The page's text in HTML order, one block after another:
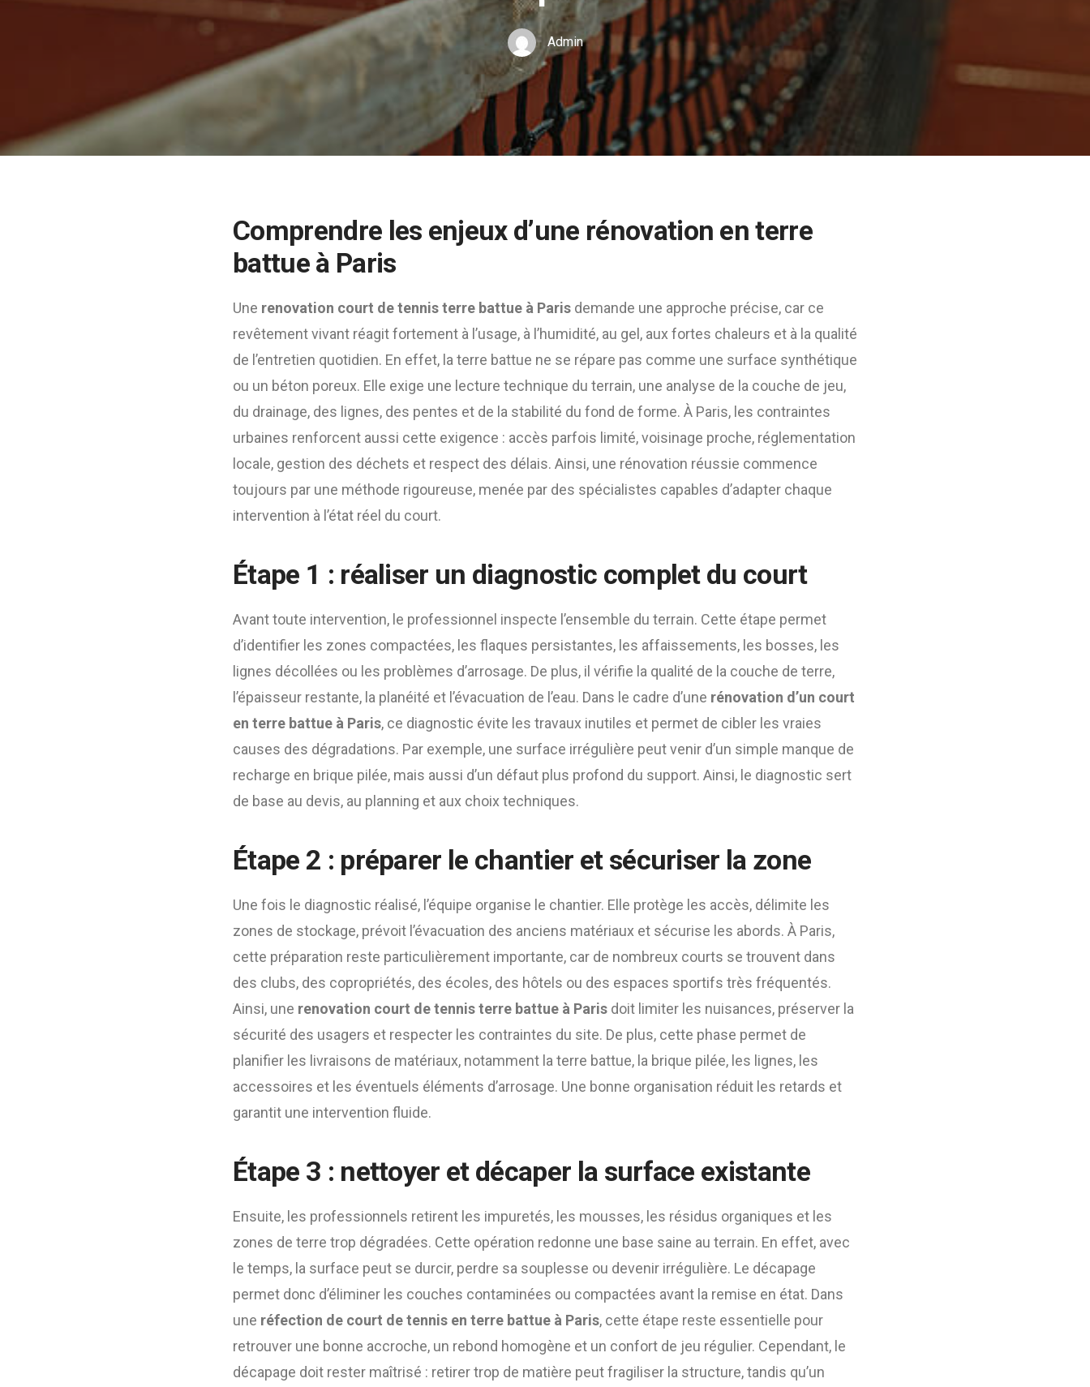
Admin
Comprendre les enjeux d’une rénovation en terre
battue à Paris
Une renovation court de tennis terre battue à Paris demande une approche précise, car ce
revêtement vivant réagit fortement à l’usage, à l’humidité, au gel, aux fortes chaleurs et à la qualité
de l’entretien quotidien. En effet, la terre battue ne se répare pas comme une surface synthétique
ou un béton poreux. Elle exige une lecture technique du terrain, une analyse de la couche de jeu,
du drainage, des lignes, des pentes et de la stabilité du fond de forme. À Paris, les contraintes
urbaines renforcent aussi cette exigence : accès parfois limité, voisinage proche, réglementation
locale, gestion des déchets et respect des délais. Ainsi, une rénovation réussie commence
toujours par une méthode rigoureuse, menée par des spécialistes capables d’adapter chaque
intervention à l’état réel du court.
Étape 1 : réaliser un diagnostic complet du court
Avant toute intervention, le professionnel inspecte l’ensemble du terrain. Cette étape permet
d’identifier les zones compactées, les flaques persistantes, les affaissements, les bosses, les
lignes décollées ou les problèmes d’arrosage. De plus, il vérifie la qualité de la couche de terre,
l’épaisseur restante, la planéité et l’évacuation de l’eau. Dans le cadre d’une rénovation d’un court
en terre battue à Paris, ce diagnostic évite les travaux inutiles et permet de cibler les vraies
causes des dégradations. Par exemple, une surface irrégulière peut venir d’un simple manque de
recharge en brique pilée, mais aussi d’un défaut plus profond du support. Ainsi, le diagnostic sert
de base au devis, au planning et aux choix techniques.
Étape 2 : préparer le chantier et sécuriser la zone
Une fois le diagnostic réalisé, l’équipe organise le chantier. Elle protège les accès, délimite les
zones de stockage, prévoit l’évacuation des anciens matériaux et sécurise les abords. À Paris,
cette préparation reste particulièrement importante, car de nombreux courts se trouvent dans
des clubs, des copropriétés, des écoles, des hôtels ou des espaces sportifs très fréquentés.
Ainsi, une renovation court de tennis terre battue à Paris doit limiter les nuisances, préserver la
sécurité des usagers et respecter les contraintes du site. De plus, cette phase permet de
planifier les livraisons de matériaux, notamment la terre battue, la brique pilée, les lignes, les
accessoires et les éventuels éléments d’arrosage. Une bonne organisation réduit les retards et
garantit une intervention fluide.
Étape 3 : nettoyer et décaper la surface existante
Ensuite, les professionnels retirent les impuretés, les mousses, les résidus organiques et les
zones de terre trop dégradées. Cette opération redonne une base saine au terrain. En effet, avec
le temps, la surface peut se durcir, perdre sa souplesse ou devenir irrégulière. Le décapage
permet donc d’éliminer les couches contaminées ou compactées avant la remise en état. Dans
une réfection de court de tennis en terre battue à Paris, cette étape reste essentielle pour
retrouver une bonne accroche, un rebond homogène et un confort de jeu régulier. Cependant, le
décapage doit rester maîtrisé : retirer trop de matière peut fragiliser la structure, tandis qu’un